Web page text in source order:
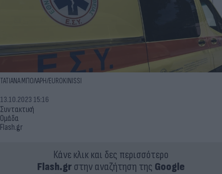
ΤΑΤΙΑΝΑ ΜΠΟΛΑΡΗ/EUROKINISSI
Συντακτική
Ομάδα
Flash.gr
13.10.2023 15:16
Κάνε κλικ και δες περισσότερο
Flash.grστην αναζήτηση της Google